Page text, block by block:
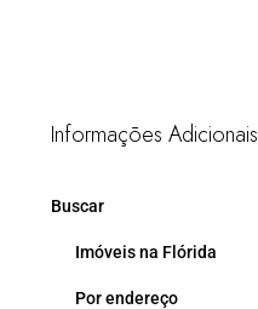
Informações Adicionais
Buscar
Imóveis na Flórida
Por endereço